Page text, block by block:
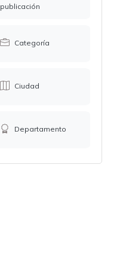
publicación
Categoría
Ciudad
Departamento